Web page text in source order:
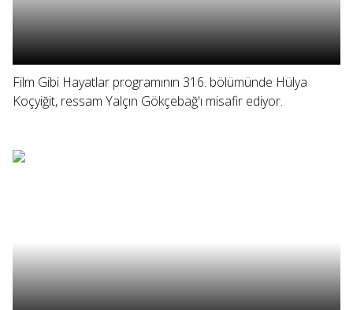
Film Gibi Hayatlar programının 316. bölümünde Hülya
Koçyiğit, ressam Yalçın Gökçebağ'ı misafir ediyor.